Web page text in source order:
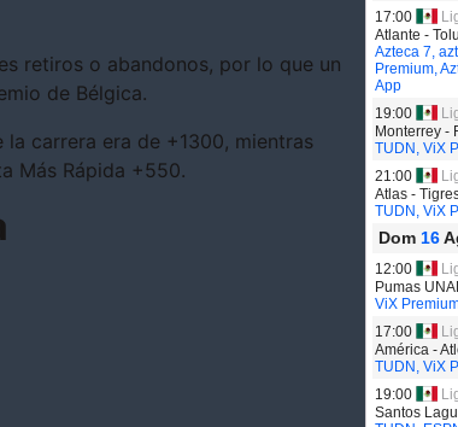
retiros o abandonos, por lo que un
de Bélgica.
la carrera era de +1300, mientras
Más Rápida +550.